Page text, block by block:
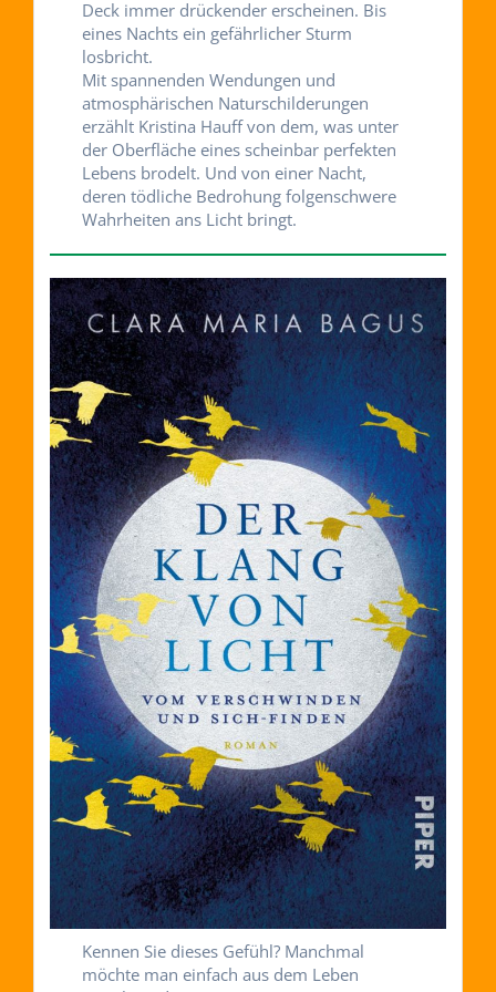
Deck immer drückender erscheinen. Bis
eines Nachts ein gefährlicher Sturm
losbricht.
Mit spannenden Wendungen und
atmosphärischen Naturschilderungen
erzählt Kristina Hauff von dem, was unter
der Oberfläche eines scheinbar perfekten
Lebens brodelt. Und von einer Nacht,
deren tödliche Bedrohung folgenschwere
Wahrheiten ans Licht bringt.
Kennen Sie dieses Gefühl? Manchmal
möchte man einfach aus dem Leben